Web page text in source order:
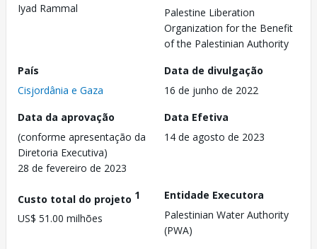
Iyad Rammal
Palestine Liberation
Organization for the Benefit
of the Palestinian Authority
País
Cisjordânia e Gaza
Data de divulgação
16 de junho de 2022
Data da aprovação
(conforme apresentação da
Diretoria Executiva)
28 de fevereiro de 2023
Data Efetiva
14 de agosto de 2023
Custo total do projeto 1
US$ 51.00 milhões
Entidade Executora
Palestinian Water Authority
(PWA)